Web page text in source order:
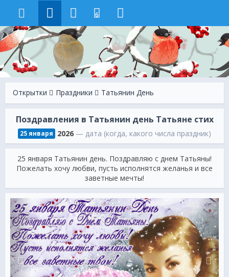
6
Открытки Праздники Татьянин День
Поздравления в Татьянин день Татьяне стих
25 января 2026— дата (когда, какого числа праздник)
25 января Татьянин день. Поздравляю с днем Татьяны!
Пожелать хочу любви, пусть исполнятся желанья и все
заветные мечты!